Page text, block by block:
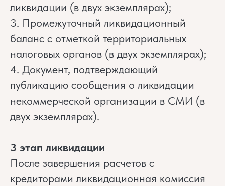
ликвидации (в двух экземплярах);
3. Промежуточный ликвидационный
баланс с отметкой территориальных
налоговых органов (в двух экземплярах);
4. Документ, подтверждающий
публикацию сообщения о ликвидации
некоммерческой организации в СМИ (в
двух экземплярах).
3 этап ликвидации
После завершения расчетов с
кредиторами ликвидационная комиссия